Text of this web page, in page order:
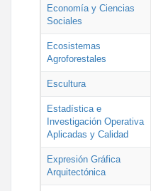
Economía y Ciencias
Sociales
Ecosistemas
Agroforestales
Escultura
Estadística e
Investigación Operativa
Aplicadas y Calidad
Expresión Gráfica
Arquitectónica